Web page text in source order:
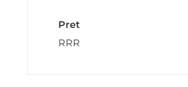
Pret
RRR